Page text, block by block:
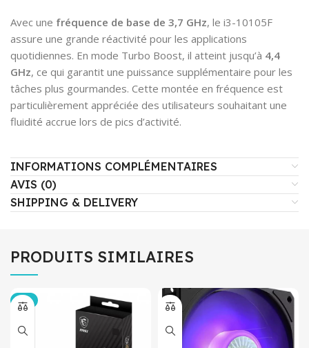
Avec une fréquence de base de 3,7 GHz, le i3-10105F
assure une grande réactivité pour les applications
quotidiennes. En mode Turbo Boost, il atteint jusqu’à 4,4
GHz, ce qui garantit une puissance supplémentaire pour les
tâches plus gourmandes. Cette montée en fréquence est
particulièrement appréciée des utilisateurs souhaitant une
fluidité accrue lors de pics d’activité.
INFORMATIONS COMPLÉMENTAIRES
AVIS (0)
SHIPPING & DELIVERY
PRODUITS SIMILAIRES
-6%